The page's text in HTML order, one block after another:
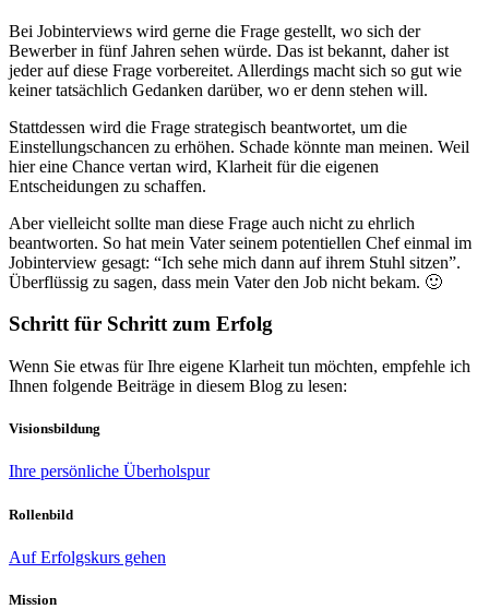
Bei Jobinterviews wird gerne die Frage gestellt, wo sich der
Bewerber in fünf Jahren sehen würde. Das ist bekannt, daher ist
jeder auf diese Frage vorbereitet. Allerdings macht sich so gut wie
keiner tatsächlich Gedanken darüber, wo er denn stehen will.
Stattdessen wird die Frage strategisch beantwortet, um die
Einstellungschancen zu erhöhen. Schade könnte man meinen. Weil
hier eine Chance vertan wird, Klarheit für die eigenen
Entscheidungen zu schaffen.
Aber vielleicht sollte man diese Frage auch nicht zu ehrlich
beantworten. So hat mein Vater seinem potentiellen Chef einmal im
Jobinterview gesagt: “Ich sehe mich dann auf ihrem Stuhl sitzen”.
Überflüssig zu sagen, dass mein Vater den Job nicht bekam. 🙂
Schritt für Schritt zum Erfolg
Wenn Sie etwas für Ihre eigene Klarheit tun möchten, empfehle ich
Ihnen folgende Beiträge in diesem Blog zu lesen:
Visionsbildung
Ihre persönliche Überholspur
Rollenbild
Auf Erfolgskurs gehen
Mission